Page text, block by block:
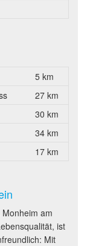
5 km
27 km
30 km
34 km
17 km
am
ist
Mit